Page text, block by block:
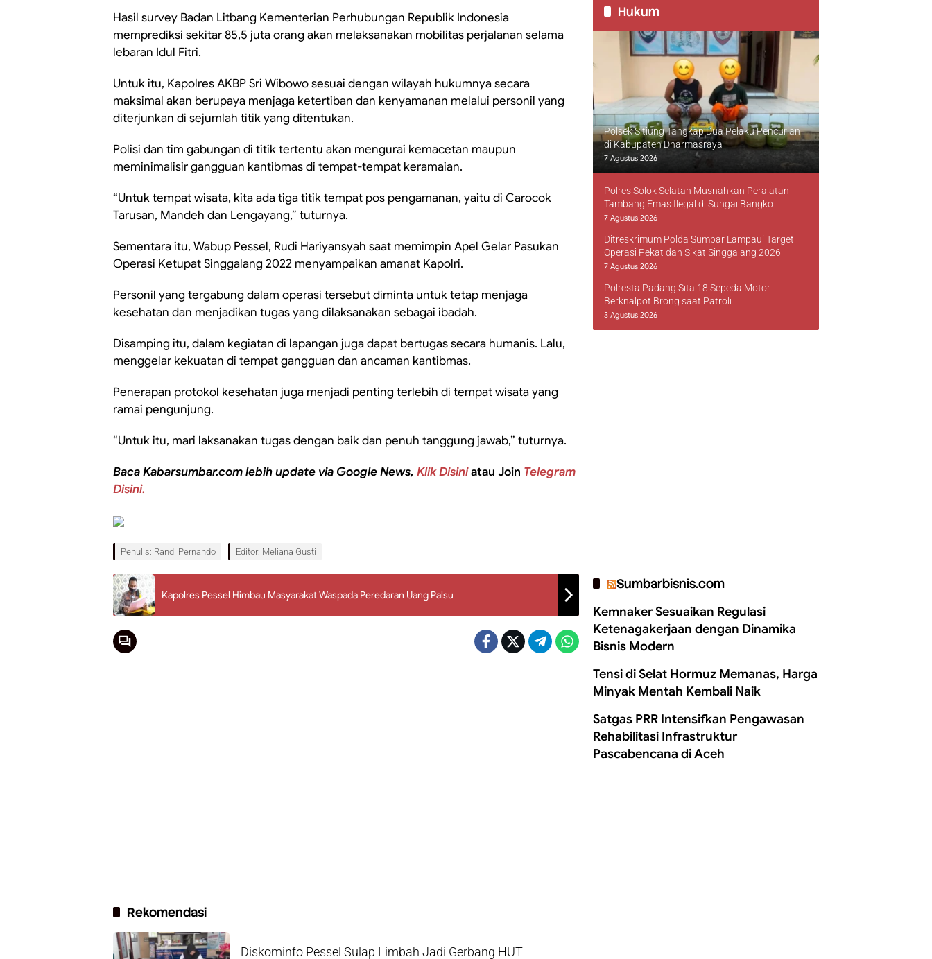
Hasil survey Badan Litbang Kementerian Perhubungan Republik Indonesia
memprediksi sekitar 85,5 juta orang akan melaksanakan mobilitas perjalanan selama
lebaran Idul Fitri.
Untuk itu, Kapolres AKBP Sri Wibowo sesuai dengan wilayah hukumnya secara
maksimal akan berupaya menjaga ketertiban dan kenyamanan melalui personil yang
diterjunkan di sejumlah titik yang ditentukan.
Polisi dan tim gabungan di titik tertentu akan mengurai kemacetan maupun
meminimalisir gangguan kantibmas di tempat-tempat keramaian.
“Untuk tempat wisata, kita ada tiga titik tempat pos pengamanan, yaitu di Carocok
Tarusan, Mandeh dan Lengayang,” tuturnya.
Sementara itu, Wabup Pessel, Rudi Hariyansyah saat memimpin Apel Gelar Pasukan
Operasi Ketupat Singgalang 2022 menyampaikan amanat Kapolri.
Personil yang tergabung dalam operasi tersebut diminta untuk tetap menjaga
kesehatan dan menjadikan tugas yang dilaksanakan sebagai ibadah.
Disamping itu, dalam kegiatan di lapangan juga dapat bertugas secara humanis. Lalu,
menggelar kekuatan di tempat gangguan dan ancaman kantibmas.
Penerapan protokol kesehatan juga menjadi penting terlebih di tempat wisata yang
ramai pengunjung.
“Untuk itu, mari laksanakan tugas dengan baik dan penuh tanggung jawab,” tuturnya.
Baca Kabarsumbar.com lebih update via Google News, Klik Disiniatau Join Telegram
Disini.
Penulis: Randi Pernando Editor: Meliana Gusti
Kapolres Pessel Himbau Masyarakat Waspada Peredaran Uang Palsu
Rekomendasi
Diskominfo Pessel Sulap Limbah Jadi Gerbang HUT
Hukum
Polsek Sitiung Tangkap Dua Pelaku Pencurian
di Kabupaten Dharmasraya
7 Agustus 2026
Polres Solok Selatan Musnahkan Peralatan
Tambang Emas Ilegal di Sungai Bangko
7 Agustus 2026
Ditreskrimum Polda Sumbar Lampaui Target
Operasi Pekat dan Sikat Singgalang 2026
7 Agustus 2026
Polresta Padang Sita 18 Sepeda Motor
Berknalpot Brong saat Patroli
3 Agustus 2026
Sumbarbisnis.com
Kemnaker Sesuaikan Regulasi
Ketenagakerjaan dengan Dinamika
Bisnis Modern
Tensi di Selat Hormuz Memanas, Harga
Minyak Mentah Kembali Naik
Satgas PRR Intensifkan Pengawasan
Rehabilitasi Infrastruktur
Pascabencana di Aceh